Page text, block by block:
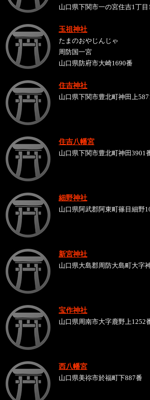
山口県下関市一の宮住吉1丁目
玉祖神社
たまのおやじんじゃ
周防国一宮
山口県防府市大崎1690番
住吉神社
山口県下関市豊北町神田上
住吉八幡宮
山口県下関市豊北町神田3901
細野神社
山口県阿武郡阿東町篠目細野
新宮神社
山口県大島郡周防大島町大字
宝作神社
山口県周南市大字鹿野上1252
西八幡宮
山口県美祢市於福町下887番